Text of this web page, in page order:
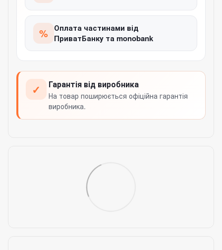
% Оплата частинами від
ПриватБанку та monobank
✓ Гарантія від виробника
На товар поширюється офіційна гарантія
виробника.